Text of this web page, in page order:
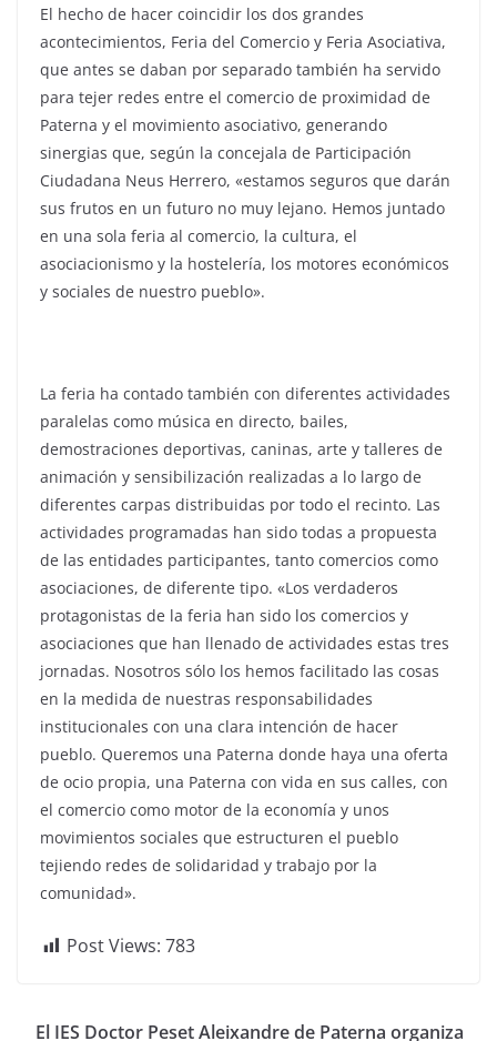
El hecho de hacer coincidir los dos grandes
acontecimientos, Feria del Comercio y Feria Asociativa,
que antes se daban por separado también ha servido
para tejer redes entre el comercio de proximidad de
Paterna y el movimiento asociativo, generando
sinergias que, según la concejala de Participación
Ciudadana Neus Herrero, «estamos seguros que darán
sus frutos en un futuro no muy lejano. Hemos juntado
en una sola feria al comercio, la cultura, el
asociacionismo y la hostelería, los motores económicos
y sociales de nuestro pueblo».
La feria ha contado también con diferentes actividades
paralelas como música en directo, bailes,
demostraciones deportivas, caninas, arte y talleres de
animación y sensibilización realizadas a lo largo de
diferentes carpas distribuidas por todo el recinto. Las
actividades programadas han sido todas a propuesta
de las entidades participantes, tanto comercios como
asociaciones, de diferente tipo. «Los verdaderos
protagonistas de la feria han sido los comercios y
asociaciones que han llenado de actividades estas tres
jornadas. Nosotros sólo los hemos facilitado las cosas
en la medida de nuestras responsabilidades
institucionales con una clara intención de hacer
pueblo. Queremos una Paterna donde haya una oferta
de ocio propia, una Paterna con vida en sus calles, con
el comercio como motor de la economía y unos
movimientos sociales que estructuren el pueblo
tejiendo redes de solidaridad y trabajo por la
comunidad».
Post Views: 783
El IES Doctor Peset Aleixandre de Paterna organiza